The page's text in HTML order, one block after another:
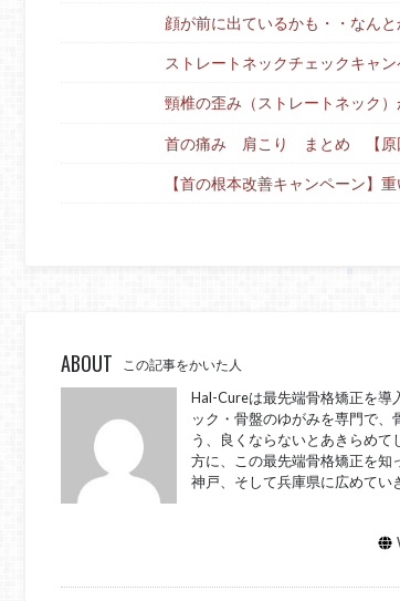
顔が前に出ているかも・・なんと
ストレートネックチェックキャン
頸椎の歪み（ストレートネック
首の痛み 肩こり まとめ 【原
【首の根本改善キャンペーン】
ABOUT この記事をかいた人
Hal-Cureは最先端骨格矯正を導
ック・骨盤のゆがみを専門で、
う、良くならないとあきらめて
方に、この最先端骨格矯正を知
神戸、そして兵庫県に広めてい